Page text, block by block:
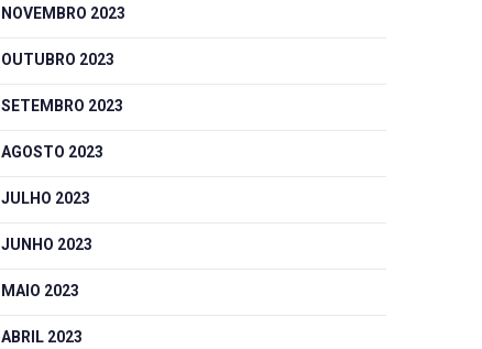
NOVEMBRO 2023
OUTUBRO 2023
SETEMBRO 2023
AGOSTO 2023
JULHO 2023
JUNHO 2023
MAIO 2023
ABRIL 2023